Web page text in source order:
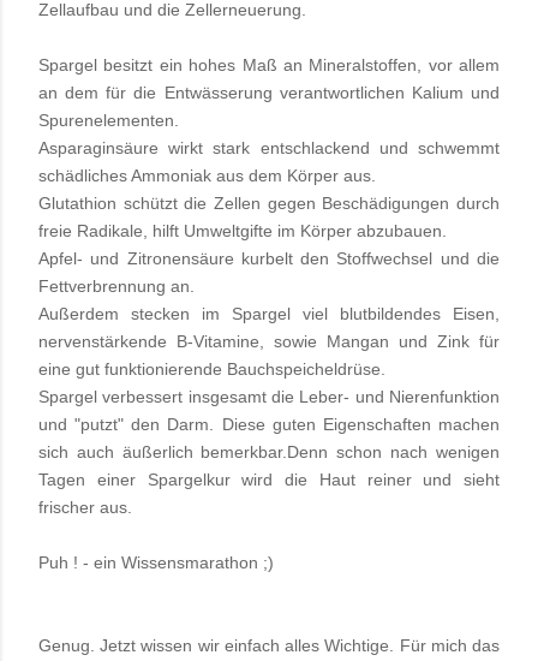
Zellaufbau und die Zellerneuerung.
Spargel besitzt ein hohes Maß an Mineralstoffen, vor allem
an dem für die Entwässerung verantwortlichen Kalium und
Spurenelementen.
Asparaginsäure wirkt stark entschlackend und schwemmt
schädliches Ammoniak aus dem Körper aus.
Glutathion schützt die Zellen gegen Beschädigungen durch
freie Radikale, hilft Umweltgifte im Körper abzubauen.
Apfel- und Zitronensäure kurbelt den Stoffwechsel und die
Fettverbrennung an.
Außerdem stecken im Spargel viel blutbildendes Eisen,
nervenstärkende B-Vitamine, sowie Mangan und Zink für
eine gut funktionierende Bauchspeicheldrüse.
Spargel verbessert insgesamt die Leber- und Nierenfunktion
und "putzt" den Darm. Diese guten Eigenschaften machen
sich auch äußerlich bemerkbar.Denn schon nach wenigen
Tagen einer Spargelkur wird die Haut reiner und sieht
frischer aus.
Puh ! - ein Wissensmarathon ;)
Genug. Jetzt wissen wir einfach alles Wichtige. Für mich das